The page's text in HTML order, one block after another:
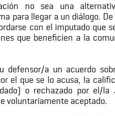
no sea una
para llegar a un diálogo.
con el imputado que
que beneficien a la
defensor/a un acuerdo
el que se lo acusa, la
o rechazado por el/
voluntariamente aceptado.